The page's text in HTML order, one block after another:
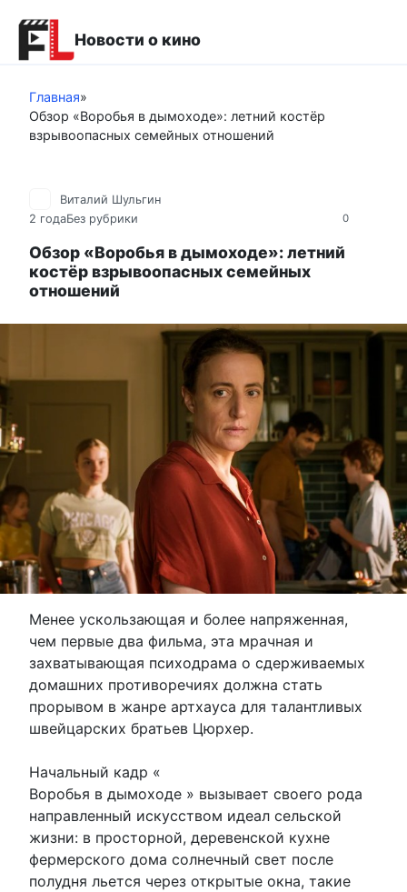
контенту
Новости о кино
Главная»
Обзор «Воробья в дымоходе»: летний костёр
взрывоопасных семейных отношений
0
Виталий Шульгин
2 годаБез рубрики
Обзор «Воробья в дымоходе»: летний
костёр взрывоопасных семейных
отношений
Менее ускользающая и более напряженная,
чем первые два фильма, эта мрачная и
захватывающая психодрама о сдерживаемых
домашних противоречиях должна стать
прорывом в жанре артхауса для талантливых
швейцарских братьев Цюрхер.
Начальный кадр «
Воробья в дымоходе » вызывает своего рода
направленный искусством идеал сельской
жизни: в просторной, деревенской кухне
фермерского дома солнечный свет после
полудня льется через открытые окна, такие